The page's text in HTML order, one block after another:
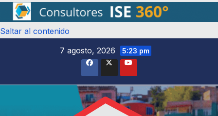
Saltar al contenido
7 agosto, 2026
5:23 pm